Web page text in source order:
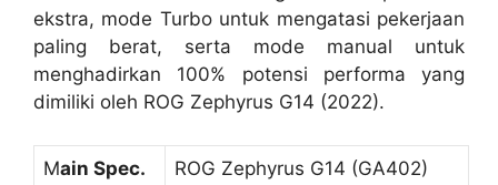
CPU
AMD Ryzen™ 9 6900HS
Mobile Processor (8-core/16-
thread, 16MB cache, up to 4.9
GHz max boost)
AMD Ryzen™ 7 6800HS